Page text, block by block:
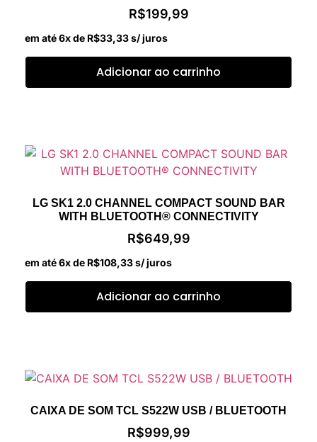
R$199,99
em até 6x de R$33,33s/ juros
Adicionar ao carrinho
LG SK1 2.0 CHANNEL COMPACT SOUND BAR
WITH BLUETOOTH® CONNECTIVITY
R$649,99
em até 6x de R$108,33s/ juros
Adicionar ao carrinho
CAIXA DE SOM TCL S522W USB / BLUETOOTH
R$999,99